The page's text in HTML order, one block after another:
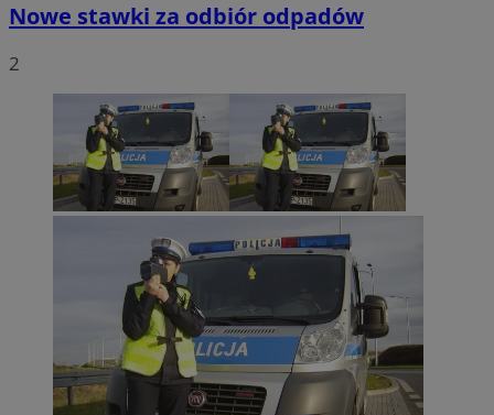
Nowe stawki za odbiór odpadów
2